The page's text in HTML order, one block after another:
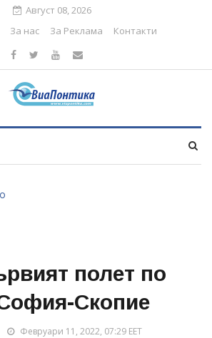
Август 08, 2026
За нас За Реклама Контакти
полет по
Скопие
Февруари 11, 2022, 07:29 EET